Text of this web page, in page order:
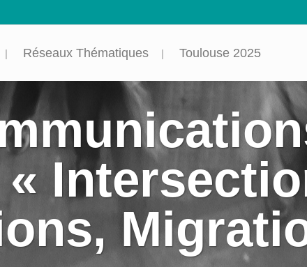
Réseaux Thématiques Toulouse 2025
«